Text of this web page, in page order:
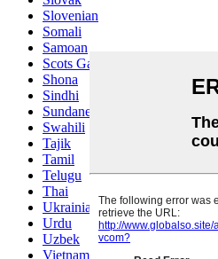
Slovenian
Somali
Samoan
Scots Gaelic
Shona
Sindhi
Sundanese
Swahili
Tajik
Tamil
Telugu
Thai
Ukrainian
Urdu
Uzbek
Vietnamese